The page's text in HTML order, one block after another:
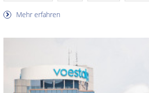
Mehr erfahren